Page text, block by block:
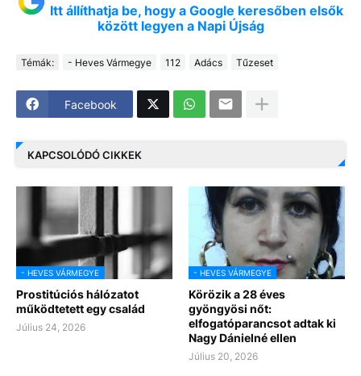
Itt állíthatja be, hogy a Google keresőben elsők
között legyen a Napi Újság
Témák: - Heves Vármegye 112 Adács Tűzeset
Facebook
KAPCSOLÓDÓ CIKKEK
- HEVES VÁRMEGYE
Prostitúciós hálózatot
működtetett egy család
Július 24, 2026
- HEVES VÁRMEGYE
Körözik a 28 éves
gyöngyösi nőt:
elfogatóparancsot adtak ki
Nagy Dánielné ellen
Július 20, 2026